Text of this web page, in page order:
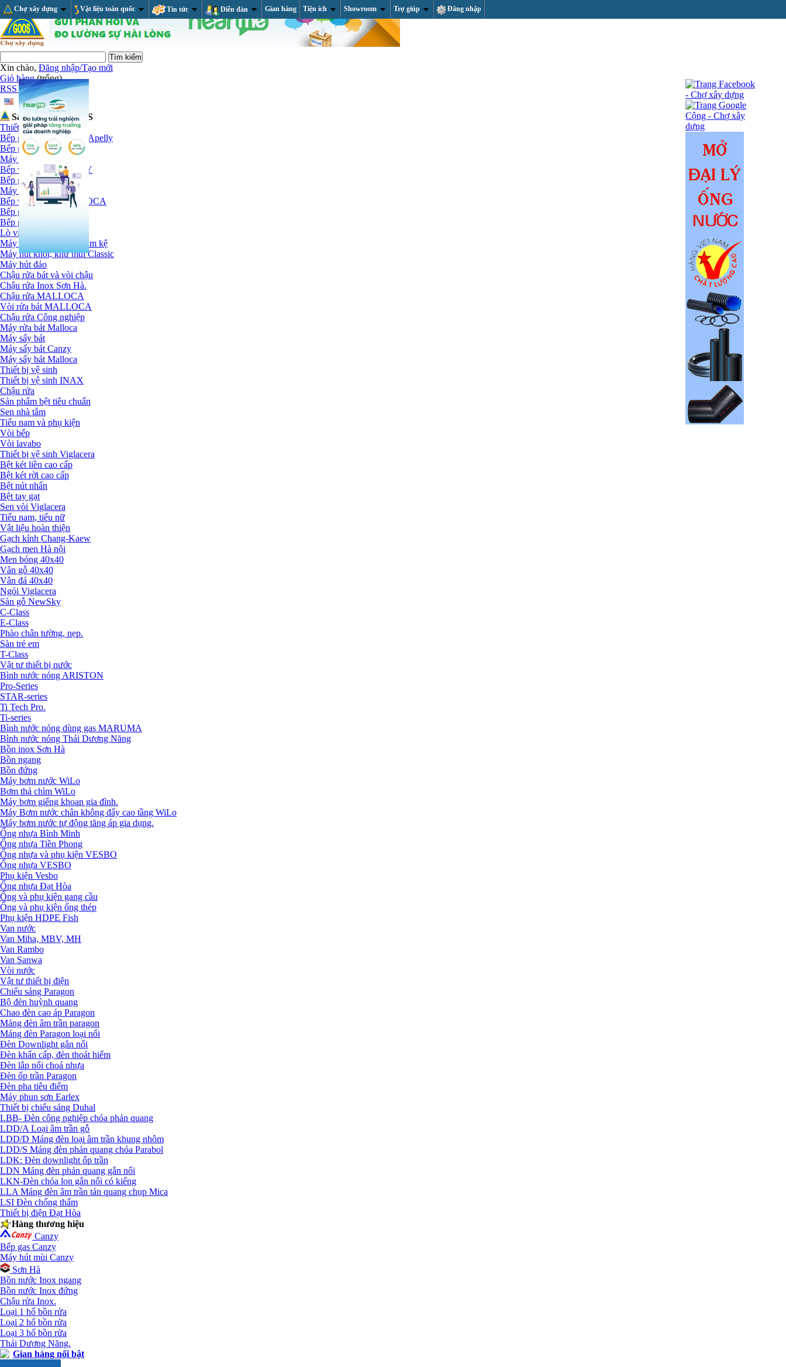
Chợ xây dựng Vật liệu toàn quốc Tin tức Diễn đàn Gian hàng Tiện ích Showroom Trợ giúp Đăng nhập
Xin chào, Đăng nhập/Tạo mới
Giỏ hàng (trống)
RSS Feed
Sản phẩm tại GOOS
Thiết bị nhà bếp
Bếp ga và máy hút mùi Apelly
Bếp ga Apelly
Máy hút mùi Apelly
Bếp và hút mùi CANZY
Bếp gas Canzy
Máy hút mùi Canzy
Bếp và hút mùi MALLOCA
Bếp gas
Bếp gas, điện kết hợp
Lò vi sóng
Máy hút khói khử mùi âm kệ
Máy hút khói, khử mùi Classic
Máy hút đảo
Chậu rửa bát và vòi chậu
Chậu rửa Inox Sơn Hà.
Chậu rửa MALLOCA
Vòi rửa bát MALLOCA
Chậu rửa Công nghiệp
Máy rửa bát Malloca
Máy sấy bát
Máy sấy bát Canzy
Máy sấy bát Malloca
Thiết bị vệ sinh
Thiết bị vệ sinh INAX
Chậu rửa
Sản phẩm bệt tiêu chuẩn
Sen nhà tắm
Tiểu nam và phụ kiện
Vòi bếp
Vòi lavabo
Thiết bị vệ sinh Viglacera
Bệt két liền cao cấp
Bệt két rời cao cấp
Bệt nút nhấn
Bệt tay gạt
Sen vòi Viglacera
Tiểu nam, tiểu nữ
Vật liệu hoàn thiện
Gạch kính Chang-Kaew
Gạch men Hà nội
Men bóng 40x40
Vân gỗ 40x40
Vân đá 40x40
Ngói Viglacera
Sàn gỗ NewSky
C-Class
E-Class
Phào chân tường, nẹp.
Sàn trẻ em
T-Class
Vật tư thiết bị nước
Bình nước nóng ARISTON
Pro-Series
STAR-series
Ti Tech Pro.
Ti-series
Bình nước nóng dùng gas MARUMA
Bình nước nóng Thái Dương Năng
Bồn inox Sơn Hà
Bồn ngang
Bồn đứng
Máy bơm nước WiLo
Bơm thả chìm WiLo
Máy bơm giếng khoan gia đình.
Máy Bơm nước chân không đẩy cao tầng WiLo
Máy bơm nước tự động tăng áp gia dụng.
Ống nhựa Bình Minh
Ống nhựa Tiền Phong
Ống nhựa và phụ kiện VESBO
Ống nhựa VESBO
Phụ kiện Vesbo
Ống nhựa Đạt Hòa
Ống và phụ kiện gang cầu
Ống và phụ kiện ống thép
Phụ kiện HDPE Fish
Van nước
Van Miha, MBV, MH
Van Rambo
Van Sanwa
Vòi nước
Vật tư thiết bị điện
Chiếu sáng Paragon
Bộ đèn huỳnh quang
Chao đèn cao áp Paragon
Máng đèn âm trần paragon
Máng đèn Paragon loại nổi
Đèn Downlight gắn nổi
Đèn khẩn cấp, đèn thoát hiểm
Đèn lắp nổi choá nhựa
Đèn ốp trần Paragon
Đèn pha tiêu điểm
Máy phun sơn Earlex
Thiết bị chiếu sáng Duhal
LBB- Đèn công nghiệp chóa phản quang
LDD/A Loại âm trần gỗ
LDD/D Máng đèn loại âm trần khung nhôm
LDD/S Máng đèn phản quang chóa Parabol
LDK: Đèn downlight ốp trần
LDN Máng đèn phản quang gắn nổi
LKN-Đèn chóa lon gắn nổi có kiếng
LLA Máng đèn âm trần tán quang chụp Mica
LSI Đèn chống thấm
Thiết bị điện Đạt Hòa
Hàng thương hiệu
Canzy
Bếp gas Canzy
Máy hút mùi Canzy
Sơn Hà
Bồn nước Inox ngang
Bồn nước Inox đứng
Chậu rửa Inox.
Loại 1 hố bồn rửa
Loại 2 hố bồn rửa
Loại 3 hố bồn rửa
Thái Dương Năng.
Gian hàng nổi bật